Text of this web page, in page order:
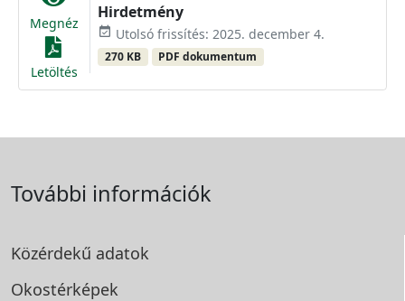
Megnéz
Letöltés
Hirdetmény
event_available Utolsó frissítés: 2025. december 4.
270 KB PDF dokumentum
További információk
Közérdekű adatok
Okostérképek